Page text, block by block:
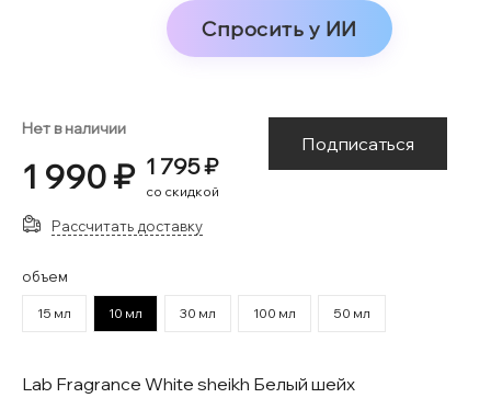
Спросить у ИИ
Нет в наличии
1 990 ₽ 1 795 ₽
со скидкой
Подписаться
Рассчитать доставку
объем
15 мл 10 мл 30 мл 100 мл 50 мл
Lab Fragrance White sheikh Белый шейх